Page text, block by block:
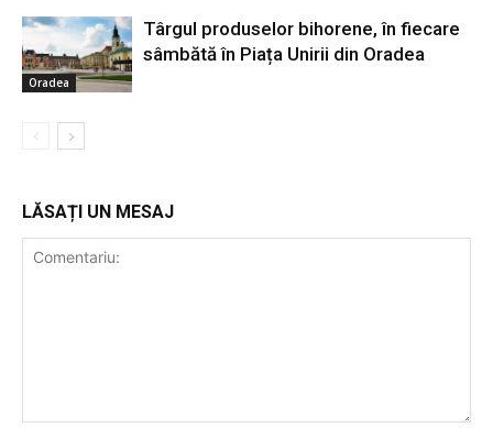
Oradea
Târgul produselor bihorene, în fiecare
sâmbătă în Piața Unirii din Oradea
LĂSAȚI UN MESAJ